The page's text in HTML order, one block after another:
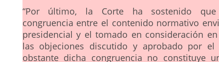
“Por último, la Corte ha sostenido
congruencia entre el contenido normativo
presidencial y el tomado en consideración
las objeciones discutido y aprobado por el
obstante dicha congruencia no constituye